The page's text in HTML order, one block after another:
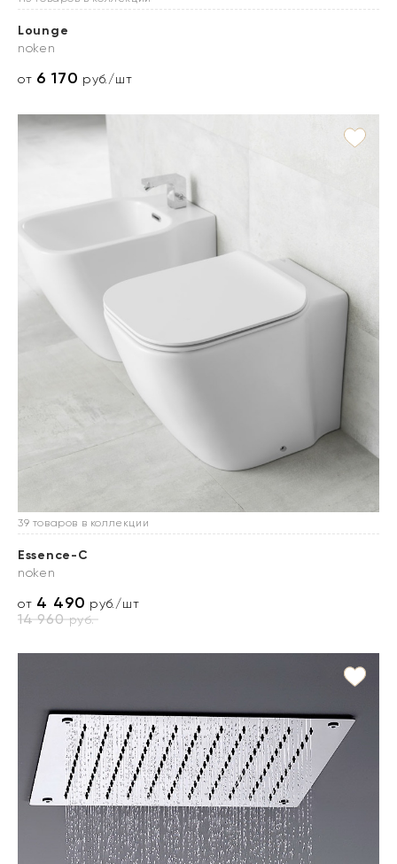
Lounge
noken
от 6 170 руб./шт
39 товаров в коллекции
Essence-C
noken
от 4 490 руб./шт
14 960руб.